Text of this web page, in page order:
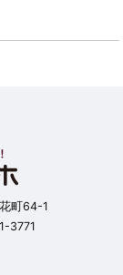
町64-1
3771